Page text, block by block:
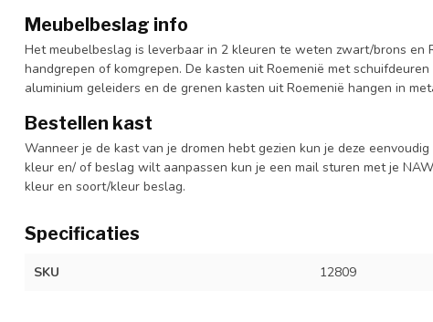
Meubelbeslag info
Het meubelbeslag is leverbaar in 2 kleuren te weten zwart/brons en
handgrepen of komgrepen. De kasten uit Roemenië met
aluminium geleiders en de grenen kasten uit Roemenië hangen in
Bestellen kast
Wanneer je de kast van je dromen hebt gezien kun je deze
kleur en/ of beslag wilt aanpassen kun je een mail sturen met je
kleur en soort/kleur beslag.
Specificaties
SKU 12809